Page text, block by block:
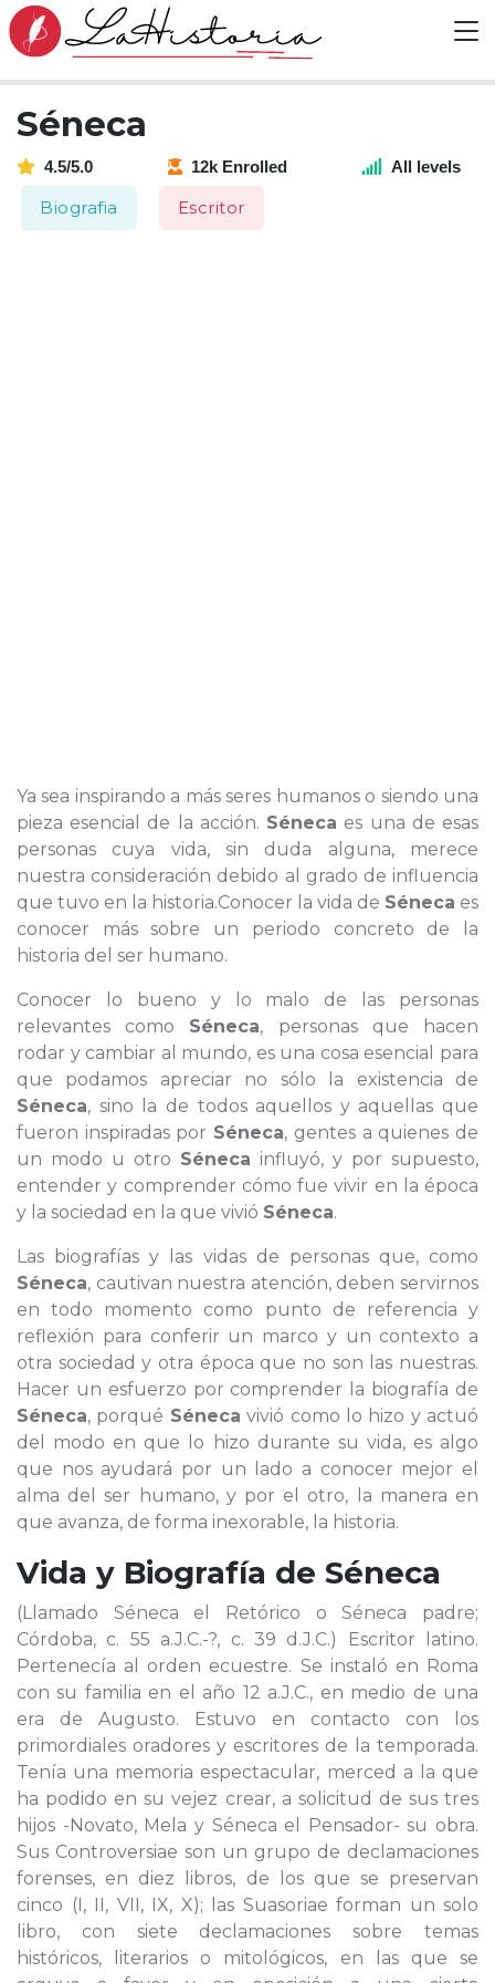
Séneca
4.5/5.0 12k Enrolled All levels
Biografia Escritor
Ya sea inspirando a más seres humanos o siendo una
pieza esencial de la acción. Séneca es una de esas
personas cuya vida, sin duda alguna, merece
nuestra consideración debido al grado de influencia
que tuvo en la historia.Conocer la vida de Séneca es
conocer más sobre un periodo concreto de la
historia del ser humano.
Conocer lo bueno y lo malo de las personas
relevantes como Séneca, personas que hacen
rodar y cambiar al mundo, es una cosa esencial para
que podamos apreciar no sólo la existencia de
Séneca, sino la de todos aquellos y aquellas que
fueron inspiradas por Séneca, gentes a quienes de
un modo u otro Séneca influyó, y por supuesto,
entender y comprender cómo fue vivir en la época
y la sociedad en la que vivió Séneca.
Las biografías y las vidas de personas que, como
Séneca, cautivan nuestra atención, deben servirnos
en todo momento como punto de referencia y
reflexión para conferir un marco y un contexto a
otra sociedad y otra época que no son las nuestras.
Hacer un esfuerzo por comprender la biografía de
Séneca, porqué Séneca vivió como lo hizo y actuó
del modo en que lo hizo durante su vida, es algo
que nos ayudará por un lado a conocer mejor el
alma del ser humano, y por el otro, la manera en
que avanza, de forma inexorable, la historia.
Vida y Biografía de Séneca
(Llamado Séneca el Retórico o Séneca padre;
Córdoba, c. 55 a.J.C.-?, c. 39 d.J.C.) Escritor latino.
Pertenecía al orden ecuestre. Se instaló en Roma
con su familia en el año 12 a.J.C., en medio de una
era de Augusto. Estuvo en contacto con los
primordiales oradores y escritores de la temporada.
Tenía una memoria espectacular, merced a la que
ha podido en su vejez crear, a solicitud de sus tres
hijos -Novato, Mela y Séneca el Pensador- su obra.
Sus Controversiae son un grupo de declamaciones
forenses, en diez libros, de los que se preservan
cinco (I, II, VII, IX, X); las Suasoriae forman un solo
libro, con siete declamaciones sobre temas
históricos, literarios o mitológicos, en las que se